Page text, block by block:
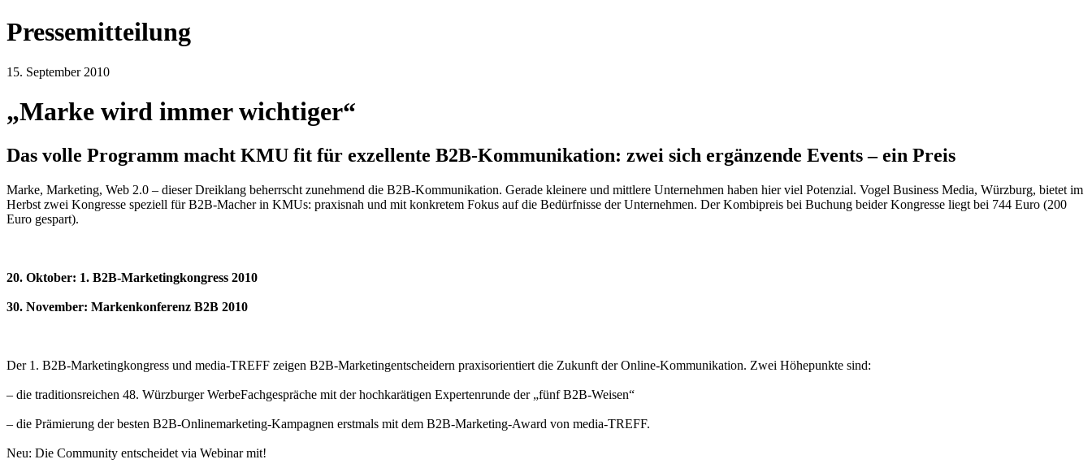
Pressemitteilung
15. September 2010
„Marke wird immer wichtiger“
Das volle Programm macht KMU fit für exzellente B2B-Kommunikation: zwei sich ergänzende Events – ein Preis
Marke, Marketing, Web 2.0 – dieser Dreiklang beherrscht zunehmend die B2B-Kommunikation. Gerade kleinere und mittlere Unternehmen haben hier viel Potenzial. Vogel Business Media, Würzburg, bietet im
Herbst zwei Kongresse speziell für B2B-Macher in KMUs: praxisnah und mit konkretem Fokus auf die Bedürfnisse der Unternehmen. Der Kombipreis bei Buchung beider Kongresse liegt bei 744 Euro (200
Euro gespart).
20. Oktober: 1. B2B-Marketingkongress 2010
30. November: Markenkonferenz B2B 2010
Der 1. B2B-Marketingkongress und media-TREFF zeigen B2B-Marketingentscheidern praxisorientiert die Zukunft der Online-Kommunikation. Zwei Höhepunkte sind:
– die traditionsreichen 48. Würzburger WerbeFachgespräche mit der hochkarätigen Expertenrunde der „fünf B2B-Weisen“
– die Prämierung der besten B2B-Onlinemarketing-Kampagnen erstmals mit dem B2B-Marketing-Award von media-TREFF.
Neu: Die Community entscheidet via Webinar mit!